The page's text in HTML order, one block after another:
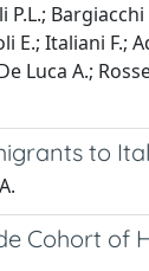
Italiani F.;
Luca A.;
to
Cohort of